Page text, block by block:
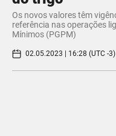
Os novos valores têm
referência nas operações
Mínimos (PGPM)
02.05.2023 | 16:28 (UTC -3)